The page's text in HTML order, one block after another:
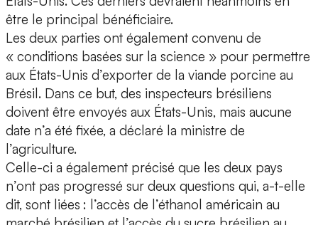
être le principal bénéficiaire.
Les deux parties ont également convenu de
« conditions basées sur la science » pour permettre
aux États-Unis d’exporter de la viande porcine au
Brésil. Dans ce but, des inspecteurs brésiliens
doivent être envoyés aux États-Unis, mais aucune
date n’a été fixée, a déclaré la ministre de
l’agriculture.
Celle-ci a également précisé que les deux pays
n’ont pas progressé sur deux questions qui, a-t-elle
dit, sont liées : l’accès de l’éthanol américain au